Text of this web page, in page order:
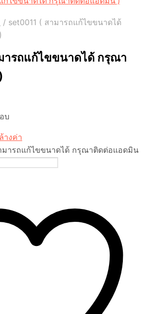
/ set0011 ( สามารถแก้ไขขนาดได้
ารถแก้ไขขนาดได้ กรุณา
บ
ล้างค่า
มารถแก้ไขขนาดได้ กรุณาติดต่อแอดมิน